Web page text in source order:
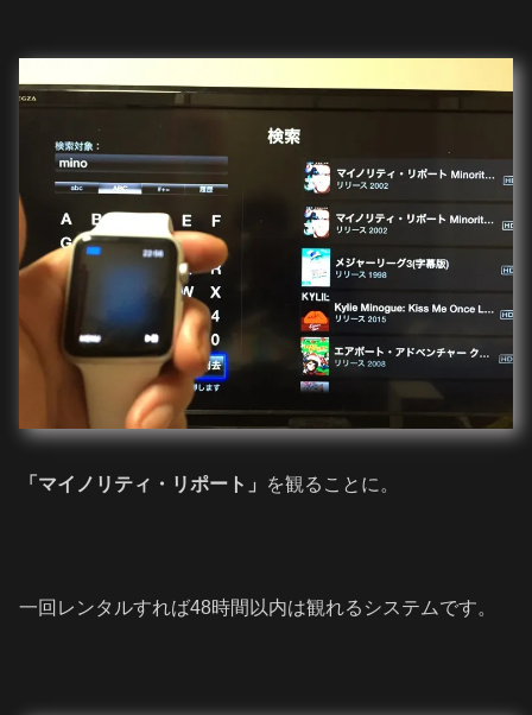
「マイノリティ・リポート」 を観ることに。
一回レンタルすれば48時間以内は観れるシステムです。